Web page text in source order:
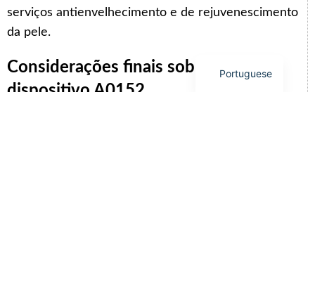
serviços antienvelhecimento e de rejuvenescimento
da pele.
Considerações finais sobre o
dispositivo A0152
Portuguese